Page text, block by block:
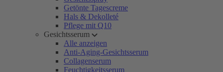
Getönte Tagescreme
Hals & Dekolleté
Pflege mit Q10
Gesichtsserum
Alle anzeigen
Anti-Aging-Gesichtsserum
Collagenserum
Feuchtigkeitsserum